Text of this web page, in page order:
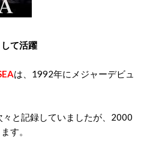
して活躍
は、1992年にメジャーデビュ
と記録していましたが、2000
す。